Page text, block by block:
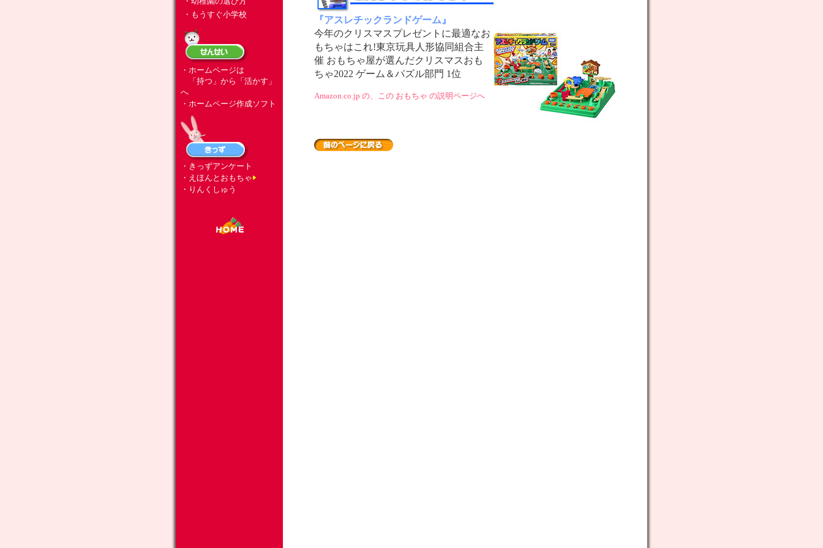
・もうすぐ小学校
・ホームページは
「持つ」から「活かす」
へ
・ホームページ作成ソフト
・きっずアンケート
・えほんとおもちゃ
・りんくしゅう
『アスレチックランドゲーム』
今年のクリスマスプレゼントに最適なお
もちゃはこれ!東京玩具人形協同組合主
催 おもちゃ屋が選んだクリスマスおも
ちゃ2022 ゲーム＆パズル部門 1位
Amazon.co.jp の、この おもちゃ の説明ページへ